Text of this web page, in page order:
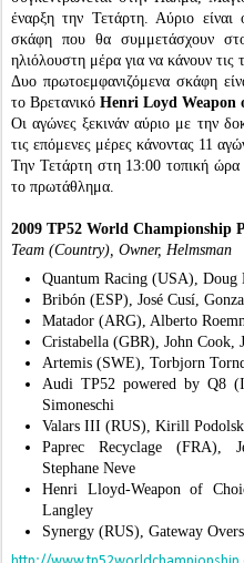
έναρξη την Τετάρτη. Αύριο
σκάφη που θα συμμετάσχουν
ηλιόλουστη μέρα για να κάνουν τις
Δυο πρωτοεμφανιζόμενα σκάφη
το Βρετανικό Henri Loyd Weapon
Οι αγώνες ξεκινάν αύριο με την
τις επόμενες μέρες κάνοντας 11
Την Τετάρτη στη 13:00 τοπική ώρα
το πρωτάθλημα.
2009 TP52 World Championship
Team (Country), Owner, Helmsman
Quantum Racing (USA), Doug
Bribón (ESP), José Cusí,
Matador (ARG), Alberto
Cristabella (GBR), John Cook,
Artemis (SWE), Torbjorn
Audi TP52 powered by Q8
Simoneschi
Valars III (RUS), Kirill
Paprec Recyclage (FRA),
Stephane Neve
Henri Lloyd-Weapon of
Langley
Synergy (RUS), Gateway